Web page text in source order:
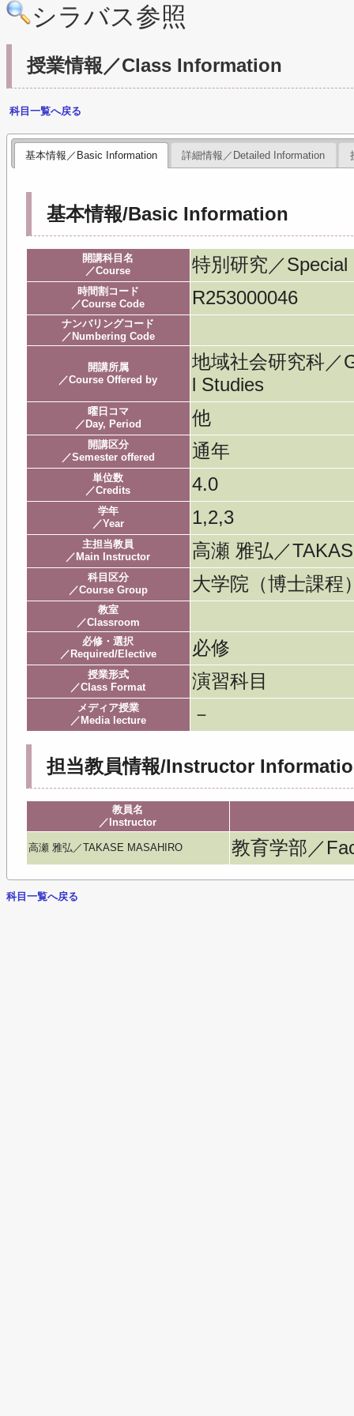
シラバス参照
授業情報／Class Information
科目一覧へ戻る
基本情報／Basic Information 詳細情報／Detailed Information
基本情報/Basic Information
開講科目名
／Course
特別研究／Special
時間割コード
／Course Code
R253000046
ナンバリングコード
／Numbering Code
開講所属
／Course Offered by
地域社会研究科／
l Studies
曜日コマ
／Day, Period
他
開講区分
／Semester offered
通年
単位数
／Credits
4.0
学年
／Year
1,2,3
主担当教員
／Main Instructor
高瀬 雅弘／
科目区分
／Course Group
大学院（博士課
教室
／Classroom
必修・選択
／Required/Elective
必修
授業形式
／Class Format
演習科目
メディア授業
／Media lecture
－
担当教員情報/Instructor
教員名
／Instructor
高瀬 雅弘／TAKASE MASAHIRO 教育学部／
科目一覧へ戻る